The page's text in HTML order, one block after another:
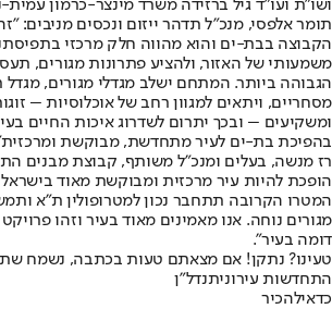
ושו"ת ועו"ד גיל ברזידה משרד מינצר-כרמון
תומר אלפסי, מנכ"ל תדהר ייזום ונכסים מניבים:
הקבוצה בבת-ים והוא מהווה חלק מרכזי
משמעותי של האזור, ולהציע פתרונות מגורים,
הגבוהה ביותר. המתחם ישלב מגדלי מגורים,
מסחריים, ויתאים למגוון רחב של אוכלוסיות –
ומשקיעים – ובכך יתרום לשדרוג איכות החיים
בהפיכת בת-ים לעיר מתחדשת, מבוקשת
רז מנשה, בעלים ומנכ״ל משותף, קבוצת מבנים
הופכת להיות עיר מרכזית ומבוקשת מאוד
המטרו הקרובה תתחבר נכון למטרופולין ת״א
מגורים נוחה. אנו מאמינים מאוד בעיר וזהו
דומה בעיר".
טעינו? נתקן! אם מצאתם טעות בכתבה, נשמח
התחדשות עירוניתנדל"ן
כדאילהכיר